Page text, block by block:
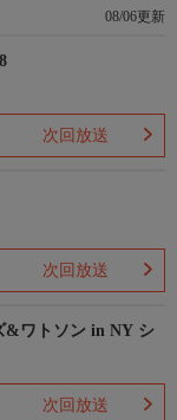
08/06更新
次回放送
次回放送
&ワトソン in NY シ
次回放送